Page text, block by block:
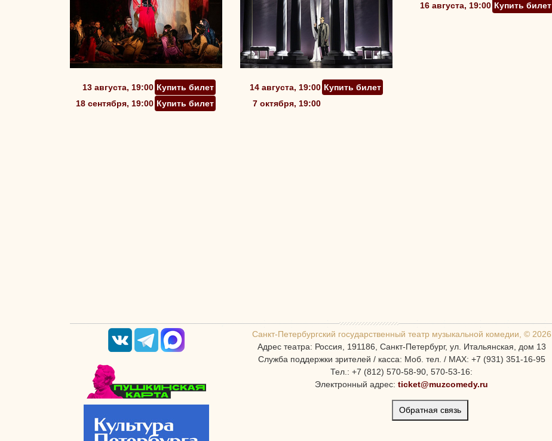
13 августа, 19:00 Купить билет
18 сентября, 19:00 Купить билет
14 августа, 19:00 Купить билет
7 октября, 19:00
16 августа, 19:00 Купить билет
Санкт-Петербургcкий государственный театр музыкальной комедии, © 2026
Адрес театра: Россия, 191186, Санкт-Петербург, ул. Итальянская, дом 13
Служба поддержки зрителей / касса: Моб. тел. / MAX: +7 (931) 351-16-95
Тел.: +7 (812) 570-58-90, 570-53-16:
Электронный адрес: ticket@muzcomedy.ru
Обратная связь